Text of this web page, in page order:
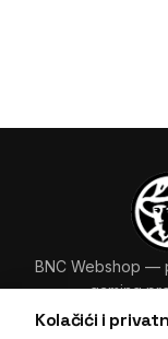
Kolačići i
BNC Webshop —
gaming